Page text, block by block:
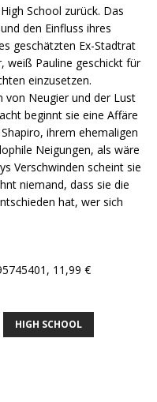
School zurück. Das
den Einfluss ihres
geschätzten Ex-Stadtrat
weiß Pauline geschickt für
einzusetzen.
von Neugier und der Lust
beginnt sie eine Affäre
ihrem ehemaligen
Neigungen, als wäre
Verschwinden scheint sie
niemand, dass sie die
hat, wer sich
11,99 €
HIGH SCHOOL